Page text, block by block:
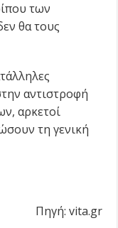
των
θα τους
αντιστροφή
αρκετοί
τη γενική
Πηγή: vita.gr